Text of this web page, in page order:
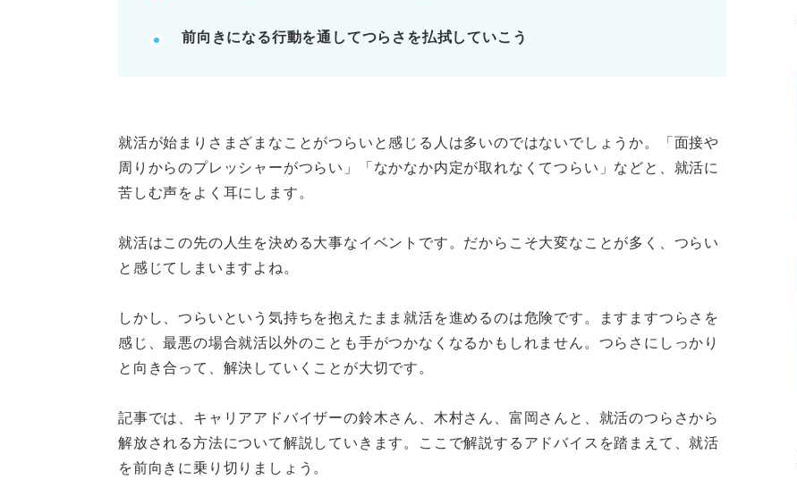
就活がつらいときこその注意点
前向きになる行動を通してつらさを払拭していこう
就活が始まりさまざまなことがつらいと感じる人は多いのではないでしょうか。「面接や
周りからのプレッシャーがつらい」「なかなか内定が取れなくてつらい」などと、就活に
苦しむ声をよく耳にします。
就活はこの先の人生を決める大事なイベントです。だからこそ大変なことが多く、つらい
と感じてしまいますよね。
しかし、つらいという気持ちを抱えたまま就活を進めるのは危険です。ますますつらさを
感じ、最悪の場合就活以外のことも手がつかなくなるかもしれません。つらさにしっかり
と向き合って、解決していくことが大切です。
記事では、キャリアアドバイザーの鈴木さん、木村さん、富岡さんと、就活のつらさから
解放される方法について解説していきます。ここで解説するアドバイスを踏まえて、就活
を前向きに乗り切りましょう。